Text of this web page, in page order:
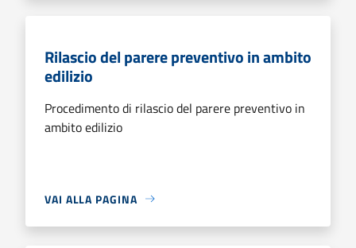
Rilascio del parere preventivo in ambito
edilizio
Procedimento di rilascio del parere preventivo in
ambito edilizio
VAI ALLA PAGINA